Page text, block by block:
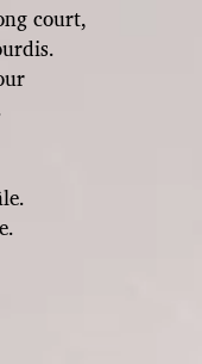
court,